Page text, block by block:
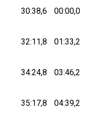
30:38,6 00:00,0
32:11,8 01:33,2
34:24,8 03:46,2
35:17,8 04:39,2